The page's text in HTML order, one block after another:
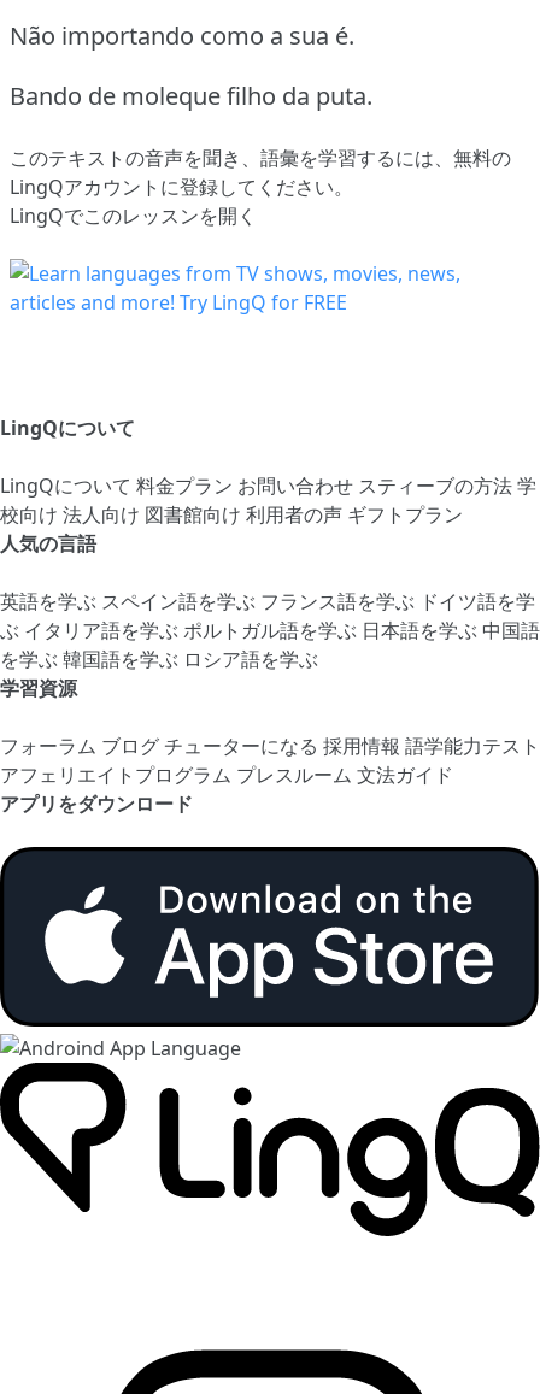
Não importando como a sua é.
Bando de moleque filho da puta.
このテキストの音声を聞き、語彙を学習するには、 無料の
LingQアカウントに登録してください。
LingQでこのレッスンを開く
LingQについて
LingQについて 料金プラン お問い合わせ スティーブの方法学
校向け 法人向け 図書館向け 利用者の声 ギフトプラン
人気の言語
英語を学ぶ スペイン語を学ぶ フランス語を学ぶ ドイツ語を学
ぶ イタリア語を学ぶ ポルトガル語を学ぶ 日本語を学ぶ 中国語
を学ぶ 韓国語を学ぶ ロシア語を学ぶ
学習資源
フォーラム ブログチューターになる 採用情報 語学能力テスト
アフェリエイトプログラム プレスルーム 文法ガイド
アプリをダウンロード